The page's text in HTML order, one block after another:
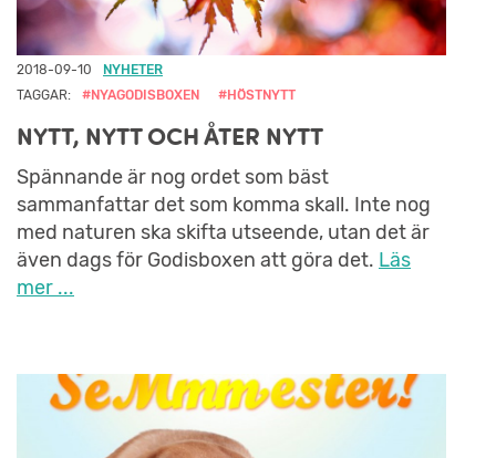
2018-09-10
NYHETER
TAGGAR:
#NYAGODISBOXEN #HÖSTNYTT
NYTT, NYTT OCH ÅTER NYTT
Spännande är nog ordet som bäst
sammanfattar det som komma skall. Inte nog
med naturen ska skifta utseende, utan det är
även dags för Godisboxen att göra det. Läs
mer ...